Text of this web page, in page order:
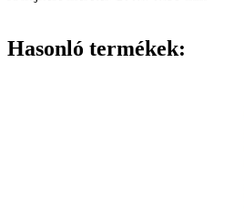
Hasonló termékek: